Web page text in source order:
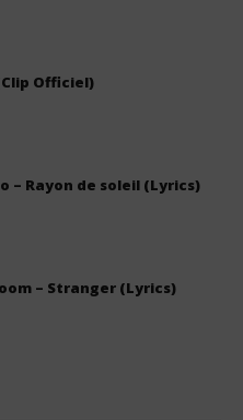
Officiel)
– Rayon de soleil (Lyrics)
– Stranger (Lyrics)